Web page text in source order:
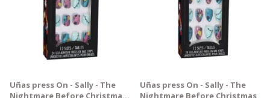
Uñas press On - Sally - The
Nightmare Before Christmas
Uñas press On - Sally - The
Nightmare Before Christmas